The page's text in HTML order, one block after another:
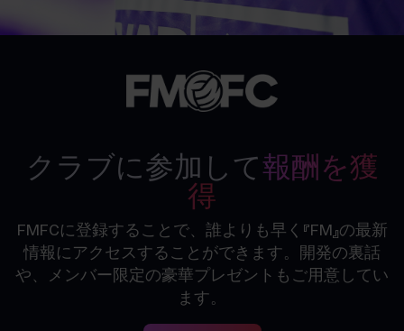
クラブに参加して報酬を獲
得
FMFCに登録することで、誰よりも早く『FM』の最新
情報にアクセスすることができます。開発の裏話
や、メンバー限定の豪華プレゼントもご用意してい
ます。